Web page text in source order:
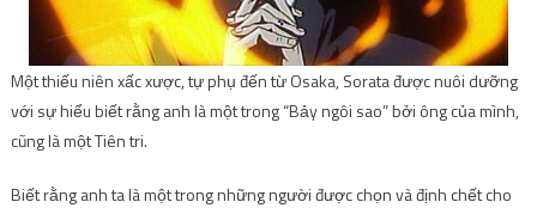
Một thiếu niên xấc xược, tự phụ đến từ Osaka, Sorata được nuôi dưỡng
với sự hiểu biết rằng anh là một trong “Bảy ngôi sao” bởi ông của mình,
cũng là một Tiên tri.
Biết rằng anh ta là một trong những người được chọn và định chết cho